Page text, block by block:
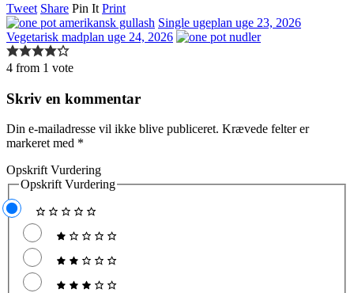
Tweet Share Pin It Print
Single ugeplan uge 23, 2026
Vegetarisk madplan uge 24, 2026
4 from 1 vote
Skriv en kommentar
Din e-mailadresse vil ikke blive publiceret. Krævede felter er
markeret med *
Opskrift Vurdering
Opskrift Vurdering